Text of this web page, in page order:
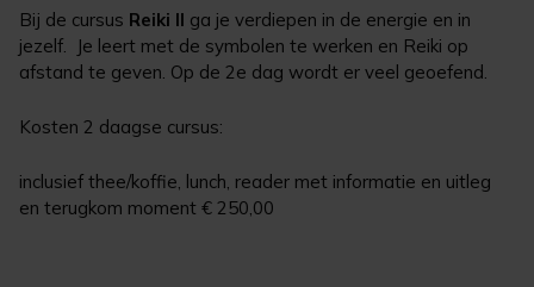
Bij de cursus Reiki II ga je verdiepen in de energie en in
jezelf. Je leert met de symbolen te werken en Reiki op
afstand te geven. Op de 2e dag wordt er veel geoefend.
Kosten 2 daagse cursus:
inclusief thee/koffie, lunch, reader met informatie en uitleg
en terugkom moment € 250,00